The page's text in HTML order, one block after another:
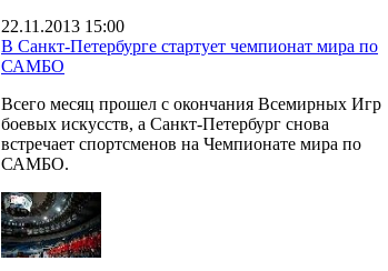
22.11.2013 15:00
В Санкт-Петербурге стартует чемпионат мира по
САМБО
Всего месяц прошел с окончания Всемирных Игр
боевых искусств, а Санкт-Петербург снова
встречает спортсменов на Чемпионате мира по
САМБО.